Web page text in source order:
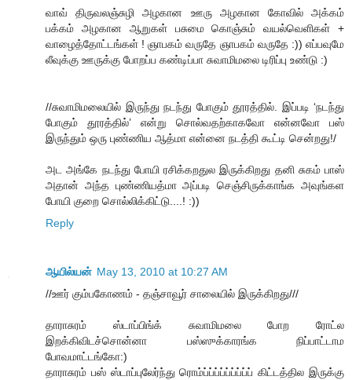
வாவ் திருவலஞ்சுழி அழகான ஊரு அழகான கோவில் அக்கம்
பக்கம் அழகான ஆறுகள் பசுமை கொஞ்சும் வயல்வெளிகள் +
வாழைத்தோட்டங்கள் ! ஞாபகம் வருதே ஞாபகம் வருதே :)) எப்பவுமே
லீவுக்கு ஊருக்கு போறப்ப கண்டிப்பா சுவாமிமலை டிரிப்பு உண்டு :)
//சுவாமிமலையில் இருந்து நடந்து போகும் தூரத்தில். இப்படி ‘நடந்து
போகும் தூரத்தில்’ என்று சொல்வதற்காகவோ என்னவோ பஸ்
இருந்தும் ஒரு புண்ணிய ஆத்மா என்னை நடத்தி கூட்டி சென்றது!/
அட அங்கே நடந்து போயி ரசிக்கறதுல இருக்கிறது தனி சுகம் பாஸ்
அதான் அந்த புண்ணியத்மா அப்படி செஞ்சிருக்காங்க அவுங்கள
போயி குறை சொல்லிக்கிட்டு....! :))
Reply
ஆயில்யன் May 13, 2010 at 10:27 AM
//ஊர் கும்பகோணம் - தஞ்சாவூர் சாலையில் இருக்கிறது///
தாராசுரம் ஸ்டாப்பிங்க் சுவாமிமலை போற ரோட்ல
இறக்கிவிடச்சொன்னா பஸ்ஸுக்காரங்க நிப்பாட்டாம
போவமாட்டங்கோ:)
தாராசுரம் பஸ் ஸ்டாப்புலேர்ந்து ரொம்ப்ப்ப்ப்ப்ப்ப்ப்ப் கிட்டத்தில இருக்கு